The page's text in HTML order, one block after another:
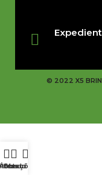
© 2022 X5
Menu
Cotações
do Cliente